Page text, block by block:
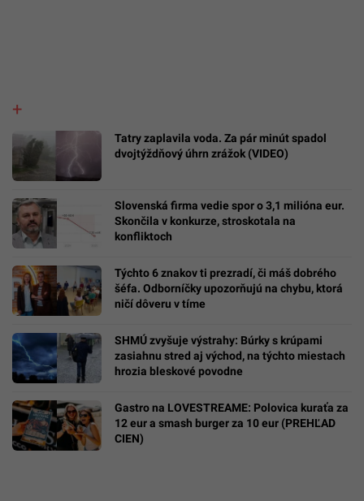
Tatry zaplavila voda. Za pár minút spadol
dvojtýždňový úhrn zrážok (VIDEO)
Slovenská firma vedie spor o 3,1 milióna eur.
Skončila v konkurze, stroskotala na
konfliktoch
Týchto 6 znakov ti prezradí, či máš dobrého
šéfa. Odborníčky upozorňujú na chybu, ktorá
ničí dôveru v tíme
SHMÚ zvyšuje výstrahy: Búrky s krúpami
zasiahnu stred aj východ, na týchto miestach
hrozia bleskové povodne
Gastro na LOVESTREAME: Polovica kuraťa za
12 eur a smash burger za 10 eur (PREHĽAD
CIEN)